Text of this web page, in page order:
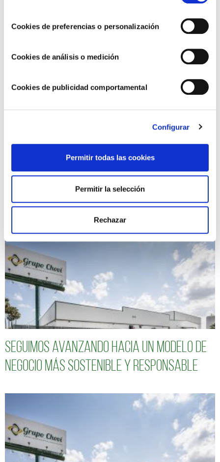
Cookies de preferencias o personalización
Cookies de análisis o medición
Cookies de publicidad comportamental
Configurar
Permitir todas las cookies
Permitir la selección
Rechazar
ARTÍCULOS RELACIONADOS
Seguimos avanzando hacia un modelo de
negocio más sostenible y responsable
Seguimos avanzando hacia un modelo de
negocio más sostenible y responsable